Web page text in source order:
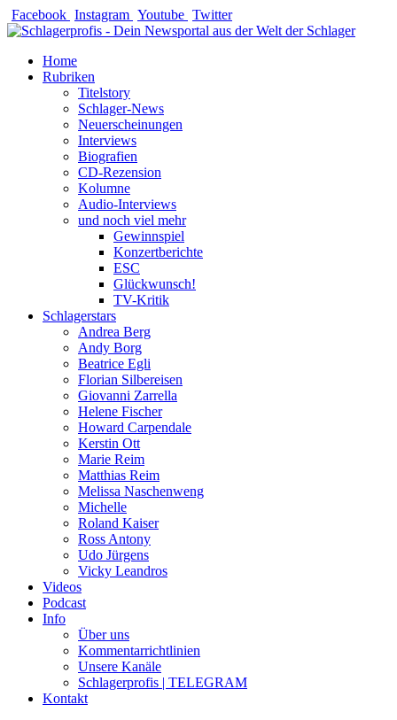
Zum
Inhalt
Facebook Instagram Youtube Twitter
Home
Rubriken
Titelstory
Schlager-News
Neuerscheinungen
Interviews
Biografien
CD-Rezension
Kolumne
Audio-Interviews
und noch viel mehr
Gewinnspiel
Konzertberichte
ESC
Glückwunsch!
TV-Kritik
Schlagerstars
Andrea Berg
Andy Borg
Beatrice Egli
Florian Silbereisen
Giovanni Zarrella
Helene Fischer
Howard Carpendale
Kerstin Ott
Marie Reim
Matthias Reim
Melissa Naschenweng
Michelle
Roland Kaiser
Ross Antony
Udo Jürgens
Vicky Leandros
Videos
Podcast
Info
Über uns
Kommentarrichtlinien
Unsere Kanäle
Schlagerprofis | TELEGRAM
Kontakt